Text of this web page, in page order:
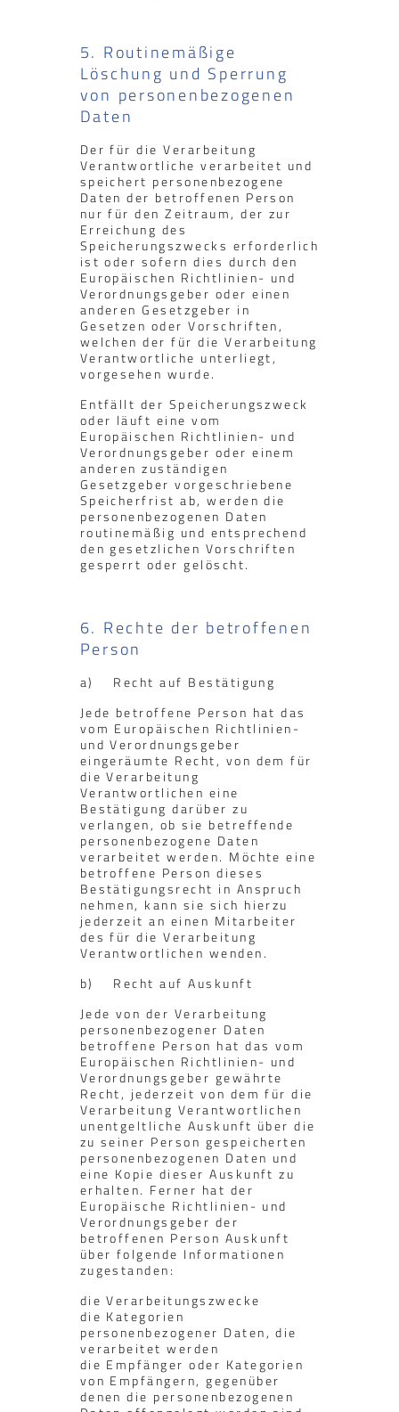
5. Routinemäßige
Löschung und Sperrung
von personenbezogenen
Daten
Der für die Verarbeitung
Verantwortliche verarbeitet und
speichert personenbezogene
Daten der betroffenen Person
nur für den Zeitraum, der zur
Erreichung des
Speicherungszwecks erforderlich
ist oder sofern dies durch den
Europäischen Richtlinien- und
Verordnungsgeber oder einen
anderen Gesetzgeber in
Gesetzen oder Vorschriften,
welchen der für die Verarbeitung
Verantwortliche unterliegt,
vorgesehen wurde.
Entfällt der Speicherungszweck
oder läuft eine vom
Europäischen Richtlinien- und
Verordnungsgeber oder einem
anderen zuständigen
Gesetzgeber vorgeschriebene
Speicherfrist ab, werden die
personenbezogenen Daten
routinemäßig und entsprechend
den gesetzlichen Vorschriften
gesperrt oder gelöscht.
6. Rechte der betroffenen
Person
a) Recht auf Bestätigung
Jede betroffene Person hat das
vom Europäischen Richtlinien-
und Verordnungsgeber
eingeräumte Recht, von dem für
die Verarbeitung
Verantwortlichen eine
Bestätigung darüber zu
verlangen, ob sie betreffende
personenbezogene Daten
verarbeitet werden. Möchte eine
betroffene Person dieses
Bestätigungsrecht in Anspruch
nehmen, kann sie sich hierzu
jederzeit an einen Mitarbeiter
des für die Verarbeitung
Verantwortlichen wenden.
b) Recht auf Auskunft
Jede von der Verarbeitung
personenbezogener Daten
betroffene Person hat das vom
Europäischen Richtlinien- und
Verordnungsgeber gewährte
Recht, jederzeit von dem für die
Verarbeitung Verantwortlichen
unentgeltliche Auskunft über die
zu seiner Person gespeicherten
personenbezogenen Daten und
eine Kopie dieser Auskunft zu
erhalten. Ferner hat der
Europäische Richtlinien- und
Verordnungsgeber der
betroffenen Person Auskunft
über folgende Informationen
zugestanden:
die Verarbeitungszwecke
die Kategorien
personenbezogener Daten, die
verarbeitet werden
die Empfänger oder Kategorien
von Empfängern, gegenüber
denen die personenbezogenen